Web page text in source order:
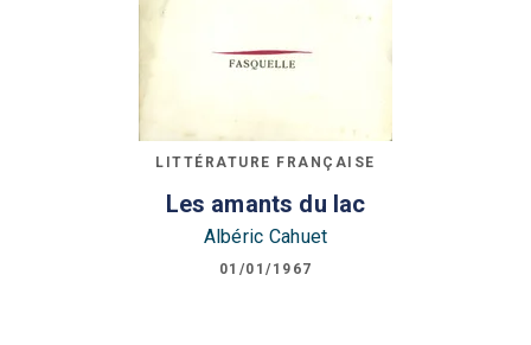
LITTÉRATURE FRANÇAISE
Les amants du lac
Albéric Cahuet
01/01/1967